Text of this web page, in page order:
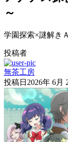
～
学園探索×謎解き
投稿者
無茶工房
投稿日 2026年 6月